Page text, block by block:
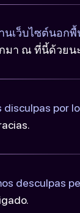
เว็บไซต์นอกพื้
มา ณ ที่นี้ด้วยน
por
desculpas